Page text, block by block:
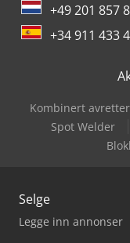
+49 201 857
+34 911 433
Kombinert
Spot Welder
Selge
Legge inn annonser